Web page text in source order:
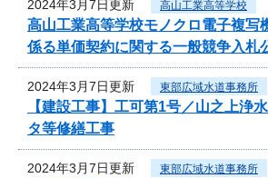
2024年3月7日更新 高山工業高等学校
高山工業高等学校モノクロ電子複写
係る単価契約に関する一般競争入札
2024年3月7日更新 東部広域水道事務所
【建設工事】工可第1号／山之上浄
タ等修繕工事
2024年3月7日更新 東部広域水道事務所